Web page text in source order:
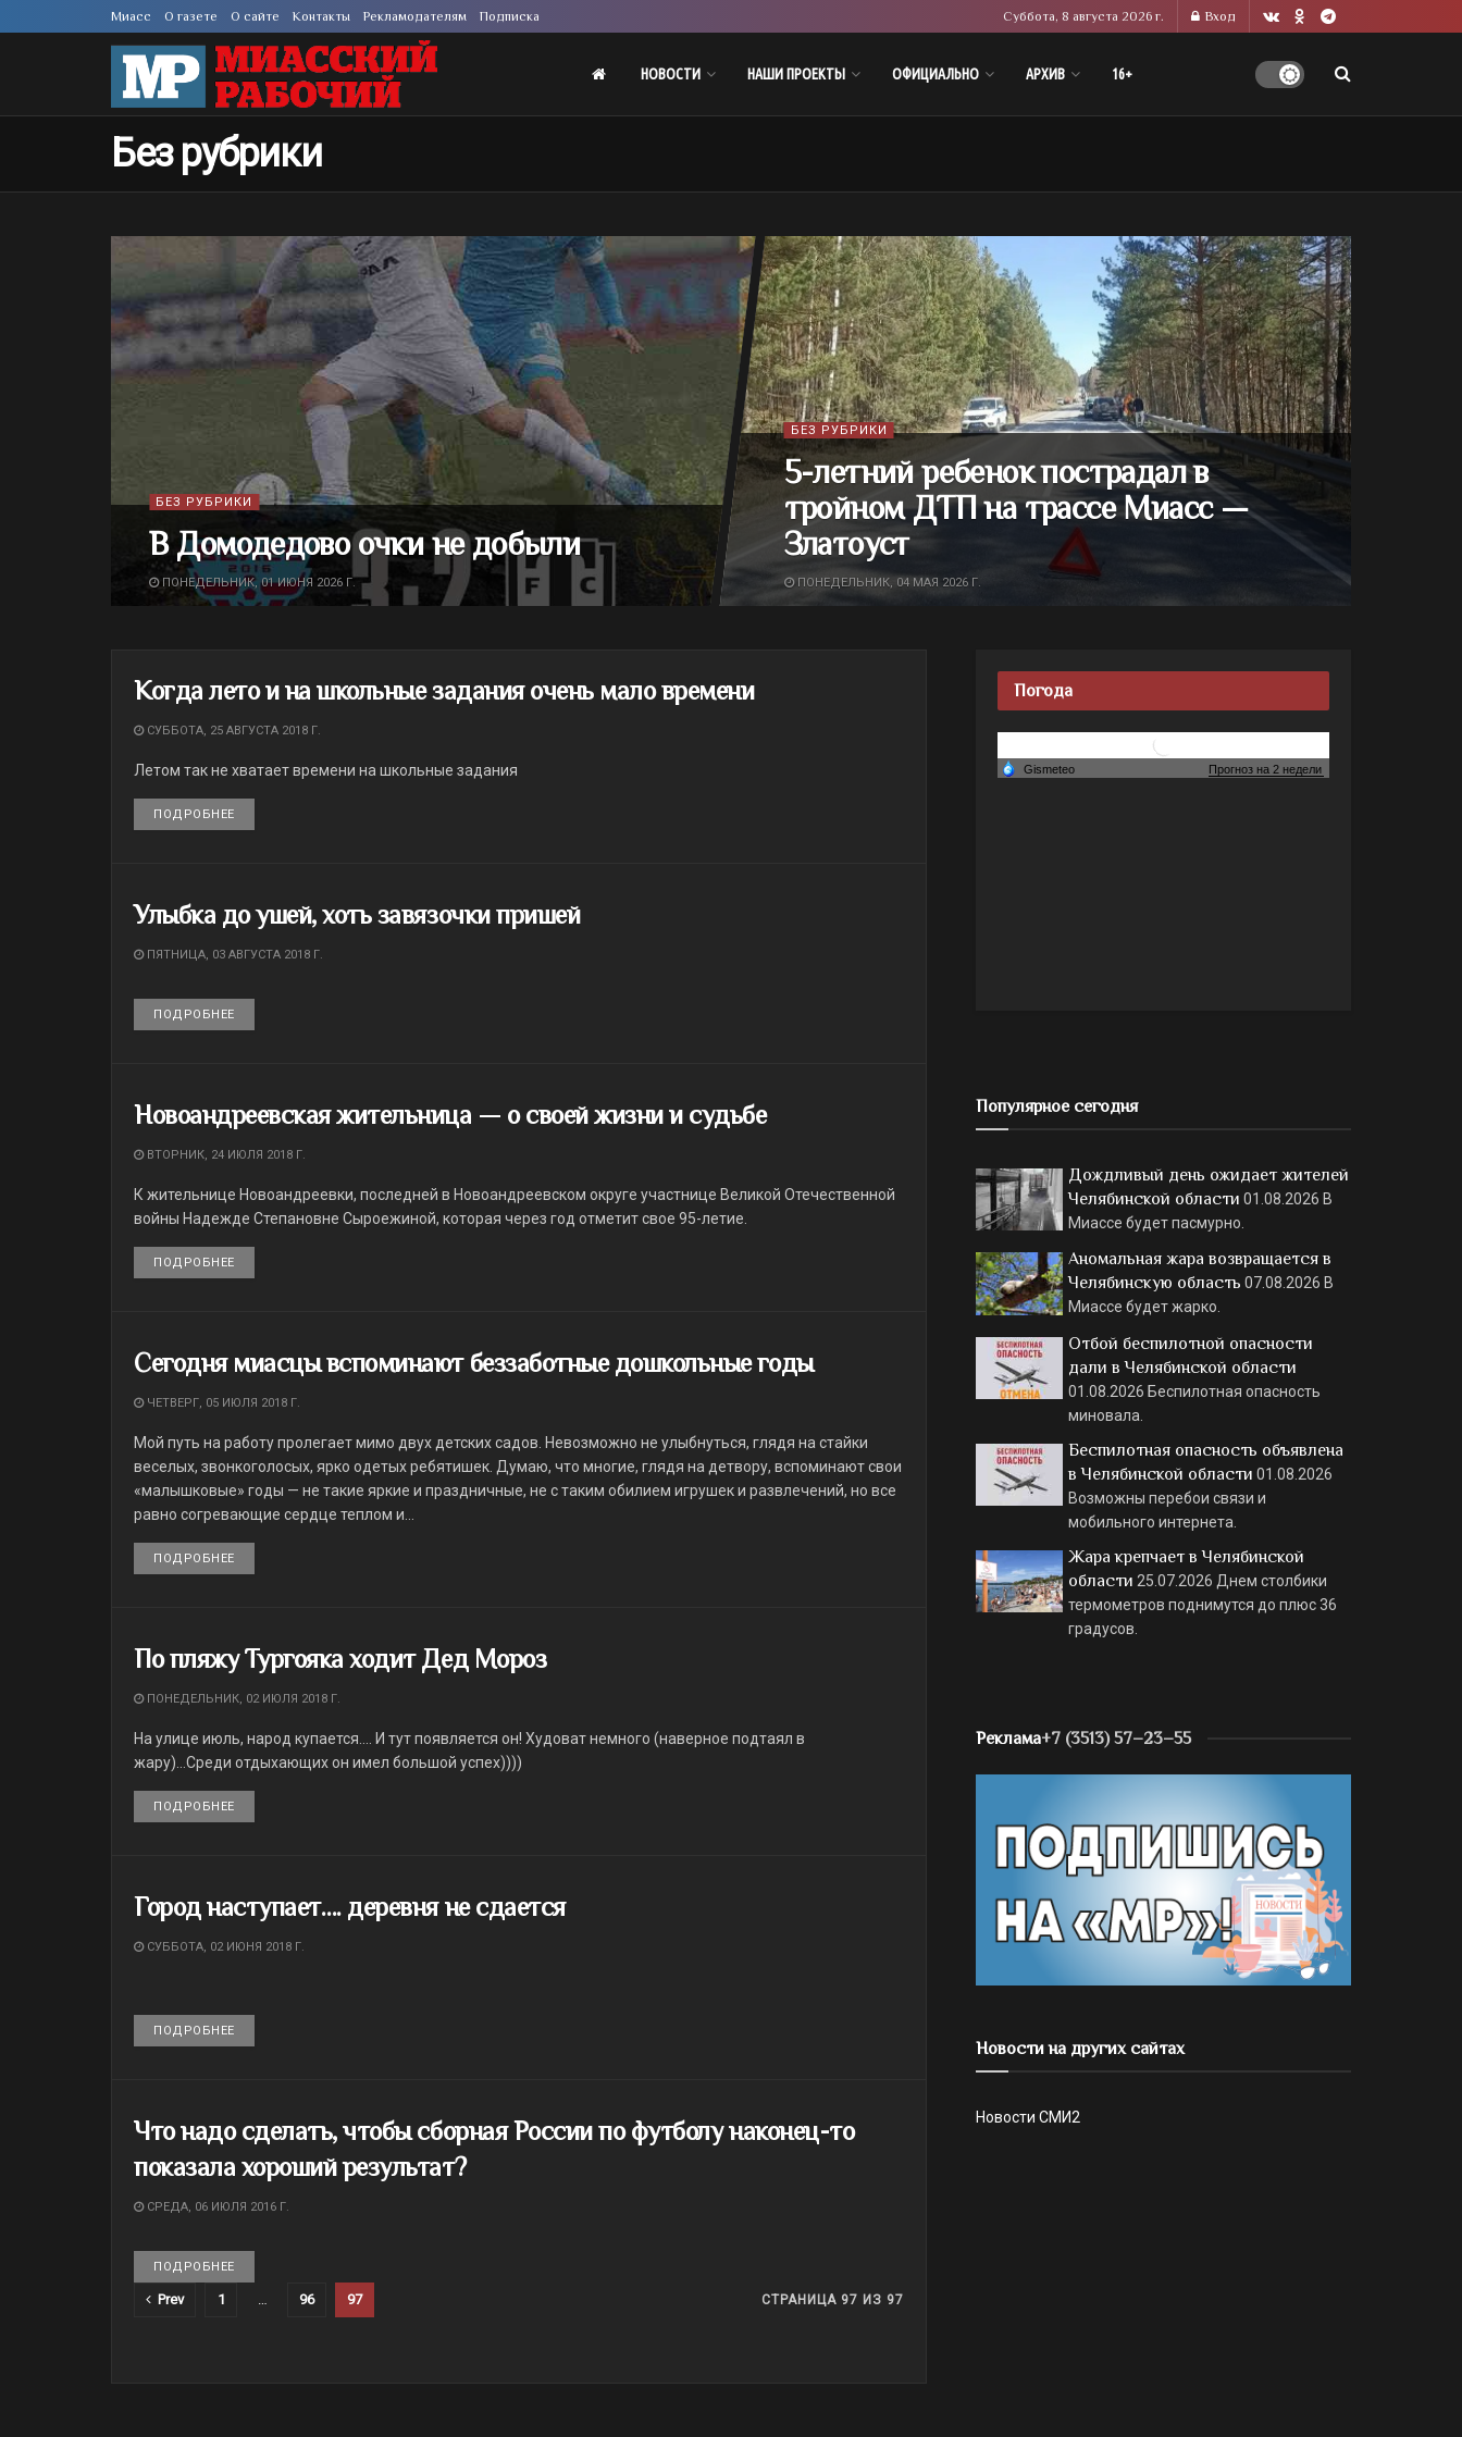
Миасс О газете О сайте Контакты Рекламодателям Подписка Суббота, 8 августа 2026 г. Вход
НОВОСТИ НАШИ ПРОЕКТЫ ОФИЦИАЛЬНО АРХИВ 16+
Без рубрики
БЕЗ РУБРИКИ
В Домодедово очки не добыли
ПОНЕДЕЛЬНИК, 01 ИЮНЯ 2026 Г.
БЕЗ РУБРИКИ
5-летний ребенок пострадал в
тройном ДТП на трассе Миасс —
Златоуст
ПОНЕДЕЛЬНИК, 04 МАЯ 2026 Г.
Когда лето и на школьные задания очень мало времени
СУББОТА, 25 АВГУСТА 2018 Г.
Летом так не хватает времени на школьные задания
ПОДРОБНЕЕ
Улыбка до ушей, хоть завязочки пришей
ПЯТНИЦА, 03 АВГУСТА 2018 Г.
ПОДРОБНЕЕ
Новоандреевская жительница — о своей жизни и судьбе
ВТОРНИК, 24 ИЮЛЯ 2018 Г.
К жительнице Новоандреевки, последней в Новоандреевском округе участнице Великой Отечественной
войны Надежде Степановне Сыроежиной, которая через год отметит свое 95-летие.
ПОДРОБНЕЕ
Сегодня миасцы вспоминают беззаботные дошкольные годы
ЧЕТВЕРГ, 05 ИЮЛЯ 2018 Г.
Мой путь на работу пролегает мимо двух детских садов. Невозможно не улыбнуться, глядя на стайки
веселых, звонкоголосых, ярко одетых ребятишек. Думаю, что многие, глядя на детвору, вспоминают свои
«малышковые» годы — не такие яркие и праздничные, не с таким обилием игрушек и развлечений, но все
равно согревающие сердце теплом и...
ПОДРОБНЕЕ
По пляжу Тургояка ходит Дед Мороз
ПОНЕДЕЛЬНИК, 02 ИЮЛЯ 2018 Г.
На улице июль, народ купается.... И тут появляется он! Худоват немного (наверное подтаял в
жару)...Среди отдыхающих он имел большой успех))))
ПОДРОБНЕЕ
Город наступает…. деревня не сдается
СУББОТА, 02 ИЮНЯ 2018 Г.
ПОДРОБНЕЕ
Что надо сделать, чтобы сборная России по футболу наконец-то
показала хороший результат?
СРЕДА, 06 ИЮЛЯ 2016 Г.
ПОДРОБНЕЕ
СТРАНИЦА 97 ИЗ 97
Prev 1 … 96 97
Погода
Популярное сегодня
Дождливый день ожидает жителей
Челябинской области 01.08.2026 В
Миассе будет пасмурно.
Аномальная жара возвращается в
Челябинскую область 07.08.2026 В
Миассе будет жарко.
Отбой беспилотной опасности
дали в Челябинской области
01.08.2026 Беспилотная опасность
миновала.
Беспилотная опасность объявлена
в Челябинской области 01.08.2026
Возможны перебои связи и
мобильного интернета.
Жара крепчает в Челябинской
области 25.07.2026 Днем столбики
термометров поднимутся до плюс 36
градусов.
Реклама+7 (3513) 57–23–55
Новости на других сайтах
Новости СМИ2